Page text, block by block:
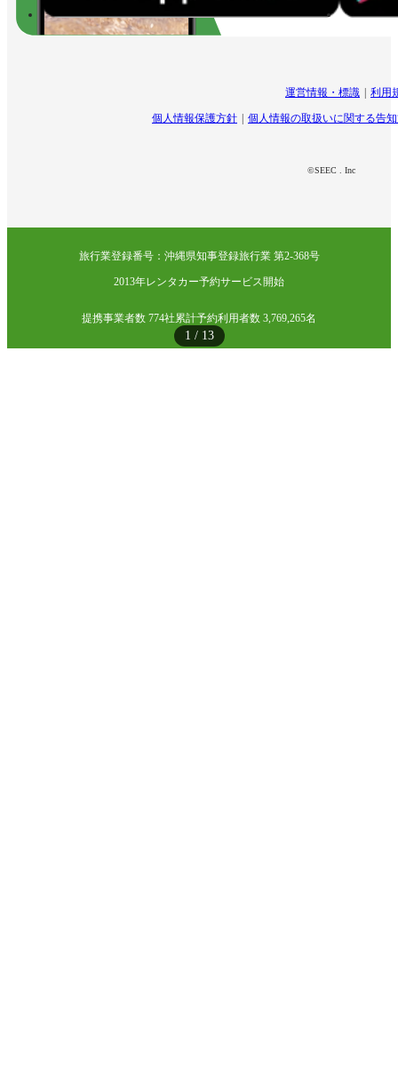
1 / 13
運営情報・標識 利用
個人情報保護方針 個人情報の取扱いに関する告
©SEEC . Inc
旅行業登録番号：沖縄県知事登録旅行業 第2-368号
2013年レンタカー予約サービス開始
提携事業者数 774社累計予約利用者数 3,769,265名